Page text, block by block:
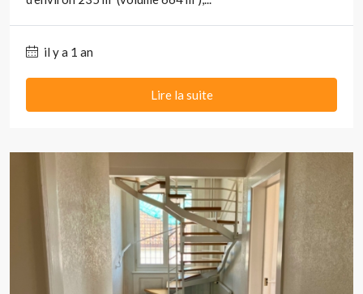
il y a 1 an
Lire la suite